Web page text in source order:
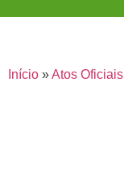
Início »Atos Oficiais